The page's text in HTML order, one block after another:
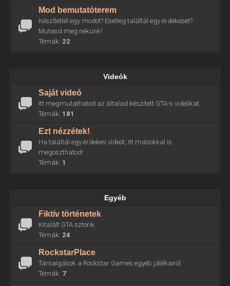
Mod bemutatóterem
Készítettél egy modot? Esetleg találtál egy érdekeset?
Mutasd meg nekünk!
Témák: 22
Videók
Saját videó
Itt megmutathatod az általad készített GTA-s videókat.
Témák: 181
Ezt nézzétek!
Ha találtál egy érdekes videót, itt másokkal is
megoszthatod!
Témák: 1
Egyéb
Fiktív történetek
Kitalált GTA sztorik.
Témák: 24
RockstarPlace
Társalgások a Rockstar Games egyéb játékairól.
Témák: 7